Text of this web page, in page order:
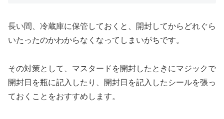
長い間、冷蔵庫に保管しておくと、開封してからどれぐら
いたったのかわからなくなってしまいがちです。
その対策として、マスタードを開封したときにマジックで
開封日を瓶に記入したり、開封日を記入したシールを張っ
ておくことをおすすめします。